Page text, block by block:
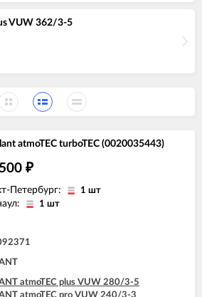
VUW 362/3-5
atmoTEC turboTEC (0020035443)
₽
Петербург: 1 шт
1 шт
atmoTEC plus VUW 280/3-5
atmoTEC pro VUW 240/3-3